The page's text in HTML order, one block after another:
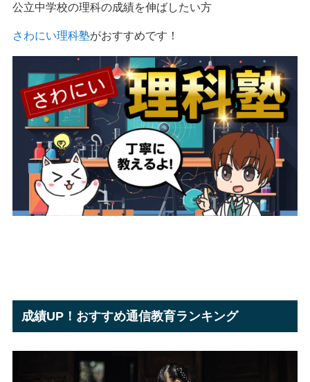
公立中学校の理科の成績を伸ばしたい方
さわにい理科塾がおすすめです！
成績UP！おすすめ通信教育ランキング